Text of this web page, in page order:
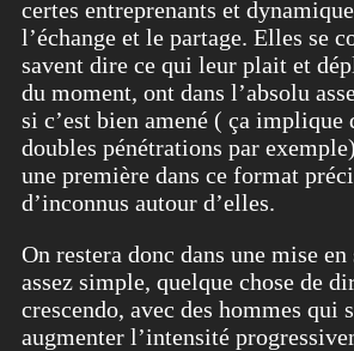
certes entreprenants et
l’échange et le partage. Elles se
savent dire ce qui leur plait et
du moment, ont dans l’absolu
si c’est bien amené ( ça implique
doubles pénétrations par
une première dans ce format
d’inconnus autour d’elles.
On restera donc dans une mise en
assez simple, quelque chose de
crescendo, avec des hommes qui
augmenter l’intensité